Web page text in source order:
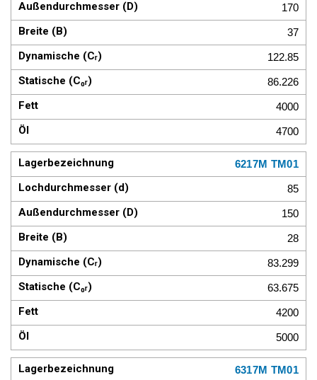
170
37
122.85
86.226
4000
4700
6217M TM01
85
150
28
83.299
63.675
4200
5000
6317M TM01